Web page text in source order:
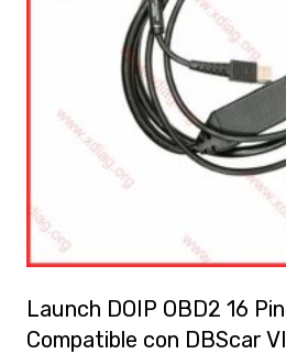
Launch DOIP OBD2 16
Compatible con DBScar